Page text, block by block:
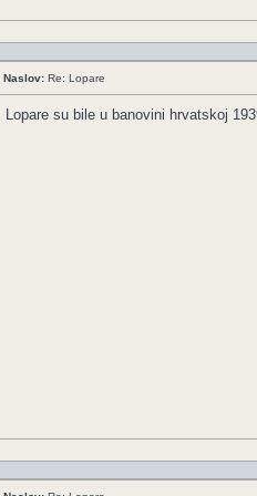
Naslov: Re: Lopare
Lopare su bile u banovini hrvatskoj